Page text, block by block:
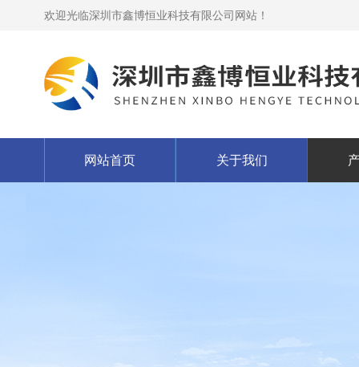
欢迎光临深圳市鑫博恒业科技有限公司网站！
网站首页 关于我们